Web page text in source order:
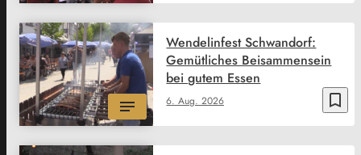
bookmark_border
6. Aug. 2026
Wendelinfest Schwandorf:
Gemütliches Beisammensein
bei gutem Essen